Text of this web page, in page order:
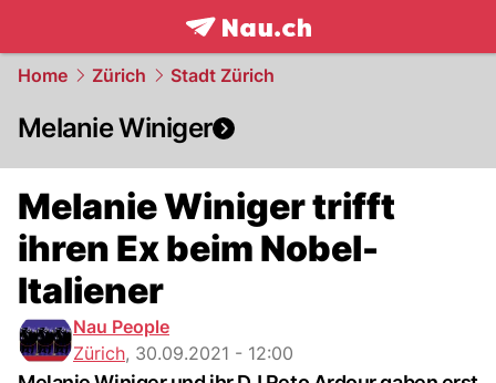
frontpage.NAU.ch
Home Zürich Stadt Zürich
Melanie Winiger
Melanie Winiger trifft
ihren Ex beim Nobel-
Italiener
Nau People
Zürich, 30.09.2021 - 12:00